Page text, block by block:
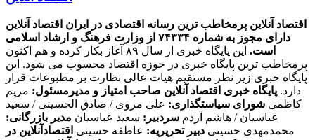
اقتصاد آنلاین پرمخاطب ترین رسانه اقتصادی در ایران اقتصاد آنلاین
دارای مجوز به شماره ۷۴۳۳۴ از وزارت فرهنگ و ارشاد اسلامی
است.
این پایگاه خبری از سال ۸۹ آغاز بکار کرده و هم اکنون
پرمخاطب ترین پایگاه خبری در حوزه اقتصاد محسوب می شود. این
پایگاه خبری زیر نظر مستقیم هیات عالی نظارت بر مطبوعات قرار
دارد. پایگاه خبری اقتصاد آنلاین صاحب امتیاز و مدیرمسئول: مریم
کاظمی شورای سیاستگذاری: علی مروی / صادق الحسینی / سعید
عباسیان / هاشم آردم سردبیر: سعید عباسیان مدیر بازرگانی:
محمدمهدی حسینی دبیر تحریریه: عاطفه حسینی اقتصادآنلاین در